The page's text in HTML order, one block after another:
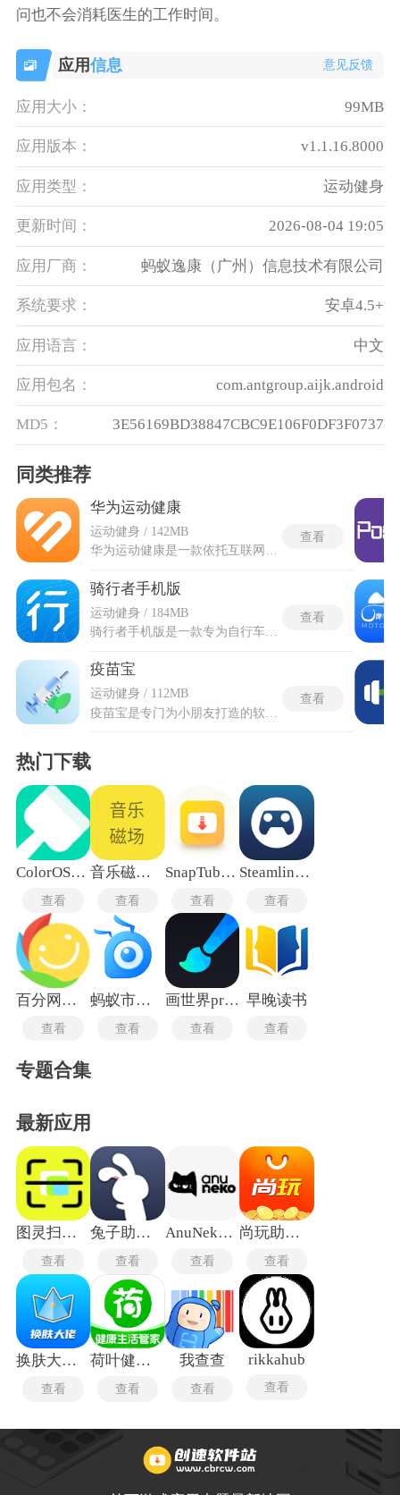
问也不会消耗医生的工作时间。
应用信息 意见反馈
应用大小： 99MB
应用版本： v1.1.16.8000
应用类型： 运动健身
更新时间： 2026-08-04 19:05
应用厂商： 蚂蚁逸康（广州）信息技术有限公司
系统要求： 安卓4.5+
应用语言： 中文
应用包名： com.antgroup.aijk.android
MD5： 3E56169BD38847CBC9E106F0DF3F0737
同类推荐
华为运动健康
运动健身 / 142MB
华为运动健康是一款依托互联网技术的优秀健康管理软件，可实时记录并分析用户的运动数据，为日常锻炼提供科学依据。搭载活力三环目标体系，量化热量、锻炼时长、活动小时数三维指标，动态同步每日完成进度，助力养成规律运动习惯。支持超百种运动项目精准记录，涵盖跑步、骑行等，适配室内外不同场景，自动识别运动类型并采集专属数据。华为运动健康app集成睡眠全周期监测功能，区分浅睡、深睡、快速眼动及清醒阶段，生成质量报告并提供针对性改善方案。
查看
骑行者手机版
运动健身 / 184MB
查看
疫苗宝
运动健身 / 112MB
查看
热门下载
ColorOS主题编辑器
查看
音乐磁场手机版
查看
SnapTube最新版
查看
Steamlink安卓版
查看
百分网盒游戏盒
查看
蚂蚁市场电视版
查看
画世界pro最新版
查看
早晚读书
查看
专题合集
最新应用
图灵扫描王
查看
兔子助手Pro
查看
AnuNeko最新版
查看
尚玩助手安卓版
查看
换肤大佬免广告版
查看
荷叶健康商家版
查看
我查查
查看
rikkahub
查看